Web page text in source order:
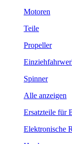
Motoren
Teile
Propeller
Spinner
Alle anzeigen
Ersatzteile für
Elektronische